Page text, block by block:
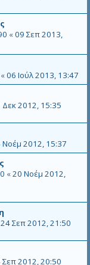
«09 Σεπ 2013,
«06 Ιούλ 2013, 13:47
Δεκ 2012, 15:35
Νοέμ 2012, 15:37
«20 Νοέμ 2012,
24 Σεπ 2012, 21:50
Σεπ 2012, 20:50